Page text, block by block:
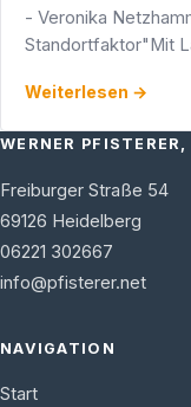
- Veronika
Standortfaktor"Mit
Weiterlesen →
WERNER
Freiburger Straße 54
69126 Heidelberg
06221 302667
info@pfisterer.net
NAVIGATION
Start